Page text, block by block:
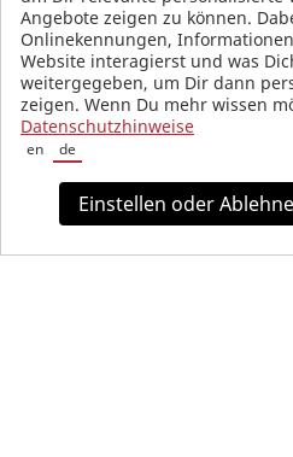
Angebote zeigen zu können.
Onlinekennungen,
Website interagierst und was
weitergegeben, um Dir dann
zeigen. Wenn Du mehr wissen
Datenschutzhinweise
en de
Einstellen oder